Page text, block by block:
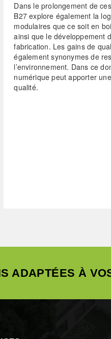
Dans le prolongement de
B27 explore également la
modulaires que ce soit en
ainsi que le développement
fabrication. Les gains de
également synonymes de
l’environnement. Dans ce
numérique peut apporter
qualité.
ADAPTÉES À